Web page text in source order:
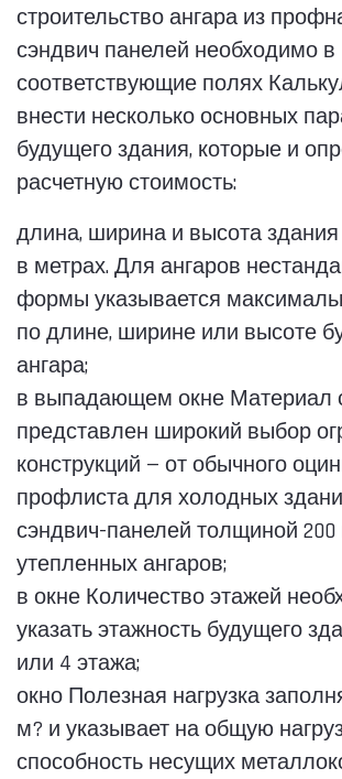
строительство ангара из
сэндвич панелей необходимо в
соответствующие полях
внести несколько основных
будущего здания, которые и
расчетную стоимость:
длина, ширина и высота здания
в метрах. Для ангаров
формы указывается
по длине, ширине или высоте
ангара;
в выпадающем окне Материал
представлен широкий выбор
конструкций — от обычного
профлиста для холодных
сэндвич-панелей толщиной
утепленных ангаров;
в окне Количество этажей
указать этажность будущего
или 4 этажа;
окно Полезная нагрузка
м? и указывает на общую
способность несущих